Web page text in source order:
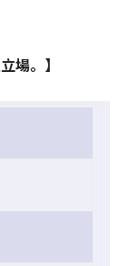
場。】